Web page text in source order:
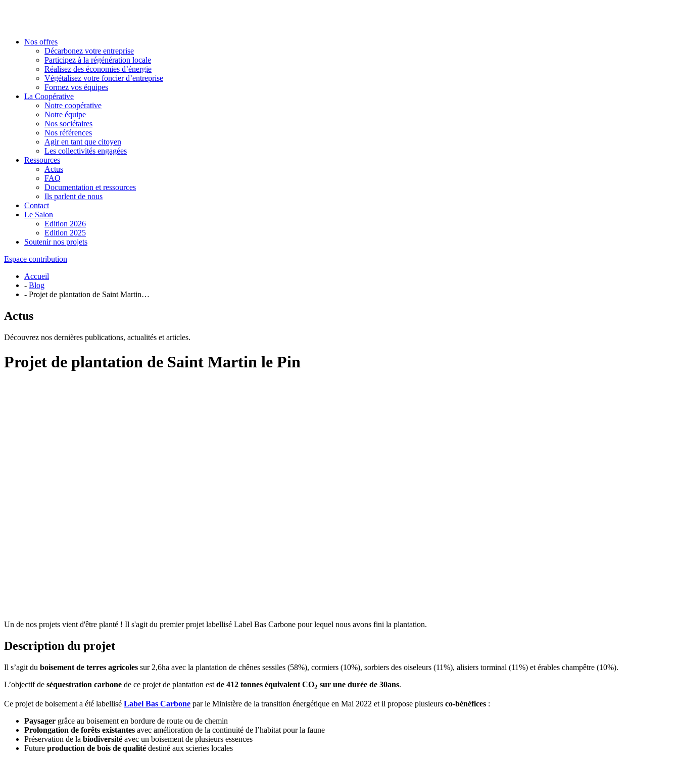
Nos offres
Décarbonez votre entreprise
Participez à la régénération locale
Réalisez des économies d’énergie
Végétalisez votre foncier d’entreprise
Formez vos équipes
La Coopérative
Notre coopérative
Notre équipe
Nos sociétaires
Nos références
Agir en tant que citoyen
Les collectivités engagées
Ressources
Actus
FAQ
Documentation et ressources
Ils parlent de nous
Contact
Le Salon
Edition 2026
Edition 2025
Soutenir nos projets
Espace contribution
Accueil
- Blog
- Projet de plantation de Saint Martin…
Actus
Découvrez nos dernières publications, actualités et articles.
Projet de plantation de Saint Martin le Pin
Un de nos projets vient d'être planté ! Il s'agit du premier projet labellisé Label Bas Carbone pour lequel nous avons fini la plantation.
Description du projet
Il s’agit du boisement de terres agricoles sur 2,6ha avec la plantation de chênes sessiles (58%), cormiers (10%), sorbiers des oiseleurs (11%), alisiers torminal (11%) et érables champêtre (10%).
L’objectif de séquestration carbone de ce projet de plantation est de 412 tonnes équivalent CO2 sur une durée de 30ans.
Ce projet de boisement a été labellisé Label Bas Carbone par le Ministère de la transition énergétique en Mai 2022 et il propose plusieurs co-bénéfices :
Paysager grâce au boisement en bordure de route ou de chemin
Prolongation de forêts existantes avec amélioration de la continuité de l’habitat pour la faune
Préservation de la biodiversité avec un boisement de plusieurs essences
Future production de bois de qualité destiné aux scieries locales